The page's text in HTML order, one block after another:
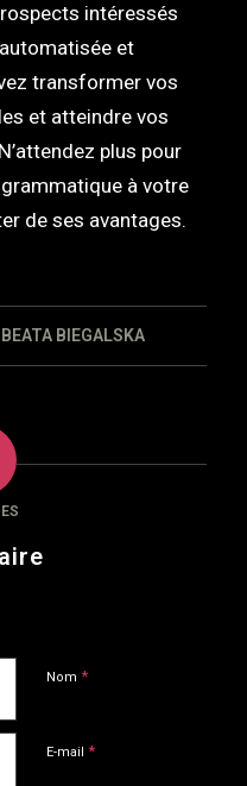
intéressés
et
transformer vos
et atteindre vos
plus pour
à votre
de ses avantages.
BEATA BIEGALSKA
Nom *
E-mail *